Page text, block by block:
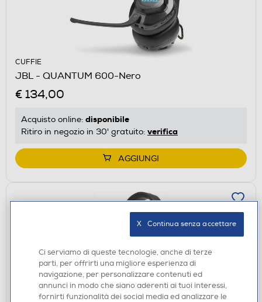
CUFFIE
JBL - QUANTUM 600-Nero
€ 134,00
Acquisto online: disponibile
Ritiro in negozio in 30' gratuito: verifica
AGGIUNGI
CUFFIE
Ci serviamo di queste tecnologie, anche di terze
parti, per offrirti una migliore esperienza di
navigazione, per personalizzare contenuti ed
annunci in modo che siano aderenti ai tuoi interessi,
fornirti funzionalità dei social media ed analizzare le
X   Continua senza accettare